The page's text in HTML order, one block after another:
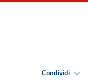
Condividi